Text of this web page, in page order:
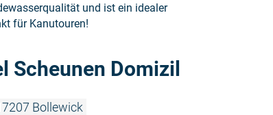
und ist ein idealer
für Kanutouren!
Scheunen Domizil
Bollewick